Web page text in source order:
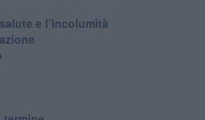
e l’incolumità